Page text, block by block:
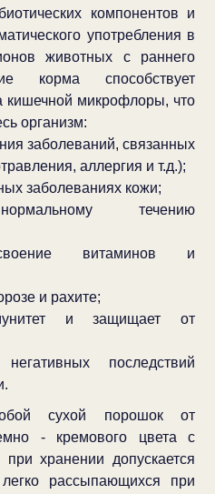
компонентов и
употребления в
животных с раннего
корма способствует
кишечной микрофлоры, что
организм:
заболеваний, связанных
аллергия и т.д.);
заболеваниях кожи;
течению
витаминов и
и рахите;
и защищает от
последствий
сухой порошок от
- кремового цвета с
хранении допускается
рассыпающихся при